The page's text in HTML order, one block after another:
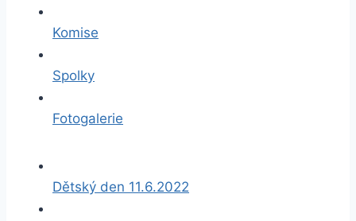
Komise
Spolky
Fotogalerie
Dětský den 11.6.2022